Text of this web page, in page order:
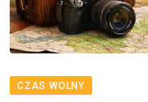
CZAS WOLNY